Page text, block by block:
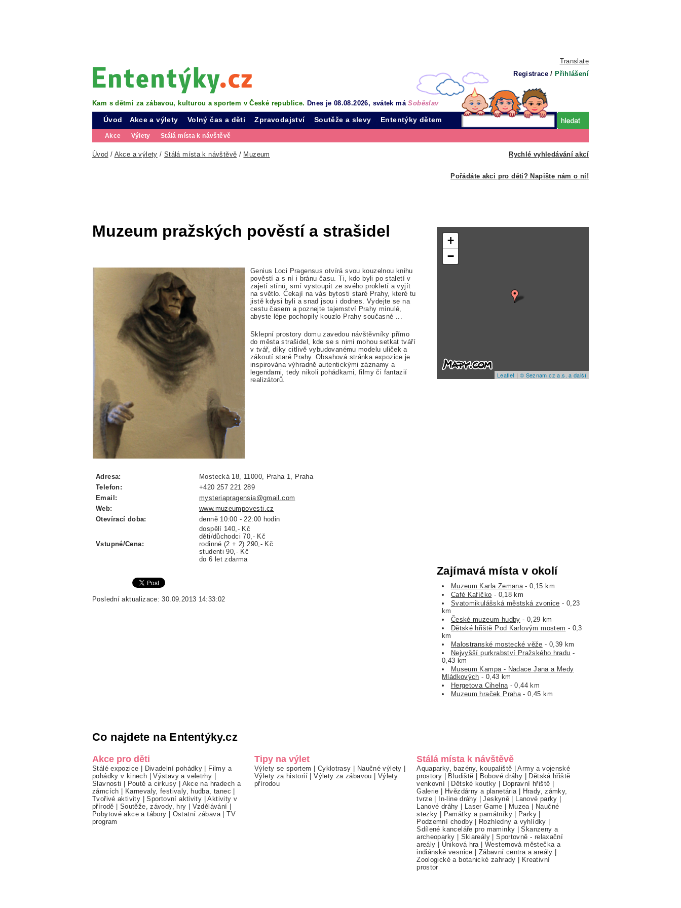
Translate
Registrace / Přihlášení
Kam s dětmi za zábavou, kulturou a sportem v České republice. Dnes je 08.08.2026, svátek máSoběslav
Úvod Akce a výlety
Akce Výlety Stálá místa k návštěvě
Volný čas a děti Zpravodajství Soutěže a slevy Ententýky dětem
Rychlé vyhledávání akcí
Úvod / Akce a výlety / Stálá místa k návštěvě / Muzeum
Pořádáte akci pro děti? Napište nám o ní!
Muzeum pražských pověstí a strašidel
Genius Loci Pragensus otvírá svou kouzelnou knihu
pověstí a s ní i bránu času. Ti, kdo byli po staletí v
zajetí stínů, smí vystoupit ze svého prokletí a vyjít
na světlo. Čekají na vás bytosti staré Prahy, které tu
jistě kdysi byli a snad jsou i dodnes. Vydejte se na
cestu časem a poznejte tajemství Prahy minulé,
abyste lépe pochopily kouzlo Prahy současné ...
Sklepní prostory domu zavedou návštěvníky přímo
do města strašidel, kde se s nimi mohou setkat tváří
v tvář, díky citlivě vybudovanému modelu uliček a
zákoutí staré Prahy. Obsahová stránka expozice je
inspirována výhradně autentickými záznamy a
legendami, tedy nikoli pohádkami, filmy či fantazií
realizátorů.
Adresa:
Mostecká 18, 11000, Praha 1, Praha
Telefon:
+420 257 221 289
Email:
mysteriapragensia@gmail.com
Web:
www.muzeumpovesti.cz
Otevírací doba:
denně 10:00 - 22:00 hodin
Vstupné/Cena:
dospělí 140,- Kč
děti/důchodci 70,- Kč
rodinné (2 + 2) 290,- Kč
studenti 90,- Kč
do 6 let zdarma
Poslední aktualizace: 30.09.2013 14:33:02
+
−
Leaflet | © Seznam.cz a.s. a další
Zajímavá místa v okolí
Muzeum Karla Zemana- 0,15 km
Café Kafíčko - 0,18 km
Svatomikulášská městská zvonice - 0,23
km
České muzeum hudby - 0,29 km
Dětské hřiště Pod Karlovým mostem - 0,3
km
Malostranské mostecké věže - 0,39 km
Nejvyšší purkrabství Pražského hradu -
0,43 km
Museum Kampa - Nadace Jana a Medy
Mládkových - 0,43 km
Hergetova Cihelna- 0,44 km
Muzeum hraček Praha- 0,45 km
Co najdete na Ententýky.cz
Akce pro děti
Stálé expozice | Divadelní pohádky | Filmy a
pohádky v kinech |Výstavy a veletrhy |
Slavnosti | Poutě a cirkusy | Akce na hradech a
zámcích | Karnevaly, festivaly, hudba, tanec |
Tvořivé aktivity |Sportovní aktivity |Aktivity v
přírodě | Soutěže, závody, hry | Vzdělávání |
Pobytové akce a tábory | Ostatní zábava |TV
program
Tipy na výlet
Výlety se sportem | Cyklotrasy | Naučné výlety |
Výlety za historií |Výlety za zábavou | Výlety
přírodou
Stálá místa k návštěvě
Aquaparky, bazény, koupaliště |Army a vojenské
prostory | Bludiště | Bobové dráhy | Dětská hřiště
venkovní | Dětské koutky | Dopravní hřiště |
Galerie | Hvězdárny a planetária | Hrady, zámky,
tvrze | In-line dráhy |Jeskyně | Lanové parky |
Lanové dráhy | Laser Game | Muzea | Naučné
stezky | Památky a památníky| Parky |
Podzemní chodby| Rozhledny a vyhlídky |
Sdílené kanceláře pro maminky |Skanzeny a
archeoparky | Skiareály |Sportovně - relaxační
areály | Úniková hra |Westernová městečka a
indiánské vesnice | Zábavní centra a areály |
Zoologické a botanické zahrady | Kreativní
prostor